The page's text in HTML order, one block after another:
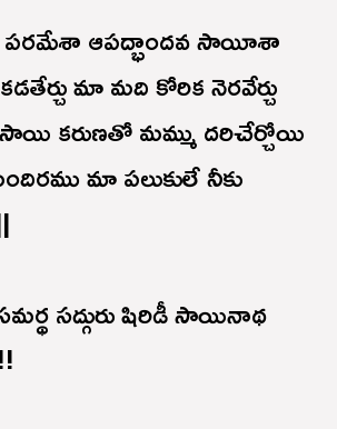
ఆపద్భాందవ సాయీశా
మా మది కోరిక నెరవేర్చు
సాయి కరుణతో మమ్ము దరిచేర్చోయి
మా పలుకులే నీకు
సద్గురు షిరిడీ సాయినాథ